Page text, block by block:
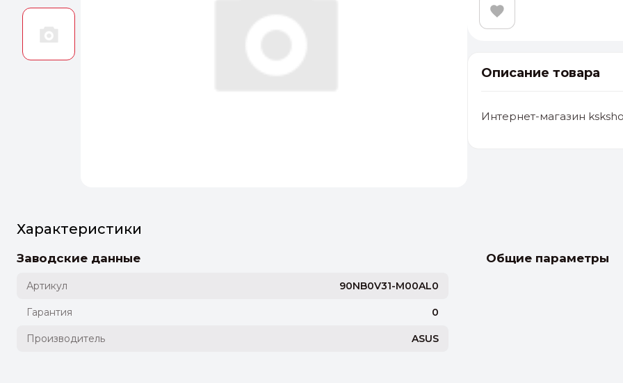
Описание товара
Интернет-магазин
Характеристики
Заводские данные
Артикул 90NB0V31-M00AL0
Гарантия 0
Производитель ASUS
Общие параметры